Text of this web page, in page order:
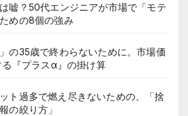
は嘘？50代エンジニアが市場で「モテ
めの8個の強み
」の35歳で終わらないために。市場価
る『プラスα』の掛け算
ト過多で燃え尽きないための、「捨
の絞り方」